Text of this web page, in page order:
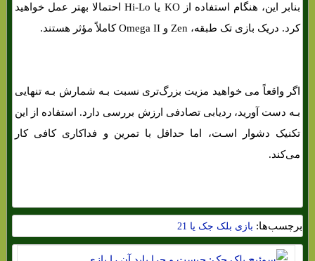
بنابر این، هنگام استفاده از KO یا Hi-Lo احتمالا بهتر عمل خواهید
کرد. دریک بازی تک طبقه، Zen و Omega II کاملاً مؤثر هستند.
اگر واقعاً می خواهید مزیت بزرگ‌تری نسبت بـه شمارش بـه تنهایی
بـه دست آورید، ردیابی تصادفی ارزش بررسی دارد. استفاده از این
تکنیک دشوار اسـت، اما حداقل با تمرین و فداکاری کافی کار
می‌کند.
برچسب‌ها: بازی بلک جک یا 21